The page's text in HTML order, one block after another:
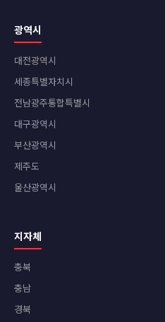
광역시
대전광역시
세종특별자치시
전남광주통합특별시
대구광역시
부산광역시
제주도
울산광역시
지자체
충북
충남
경북